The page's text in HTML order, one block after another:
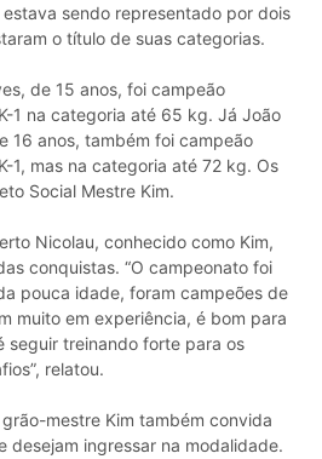
sendo representado por dois
o título de suas categorias.
de 15 anos, foi campeão
1 na categoria até 65 kg. Já João
16 anos, também foi campeão
1, mas na categoria até 72 kg. Os
Social Mestre Kim.
Nicolau, conhecido como Kim,
conquistas. “O campeonato foi
pouca idade, foram campeões de
muito em experiência, é bom para
seguir treinando forte para os
relatou.
mestre Kim também convida
desejam ingressar na modalidade.